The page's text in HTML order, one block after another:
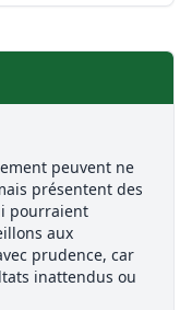
peuvent ne
présentent des
pourraient
aux
prudence, car
inattendus ou